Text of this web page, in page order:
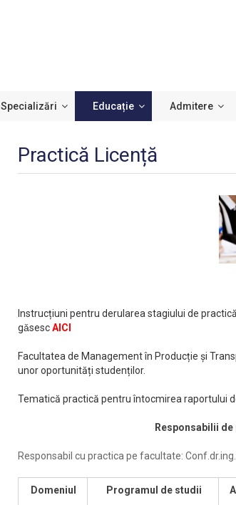
Specializări Educație Admitere
Practică Licență
Instrucțiuni pentru derularea stagiului de
gǎsescAICI
Facultatea de Management în Producție și
unor oportunități studenților.
Tematică practică pentru întocmirea raportului
Responsabilii
Responsabil cu practica pe facultate:
Domeniul Programul de studii